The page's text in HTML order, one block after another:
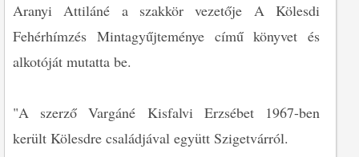
Aranyi Attiláné a szakkör vezetője A Kölesdi
Fehérhímzés Mintagyűjteménye című könyvet és
alkotóját mutatta be.
"A szerző Vargáné Kisfalvi Erzsébet 1967-ben
került Kölesdre családjával együtt Szigetvárról.